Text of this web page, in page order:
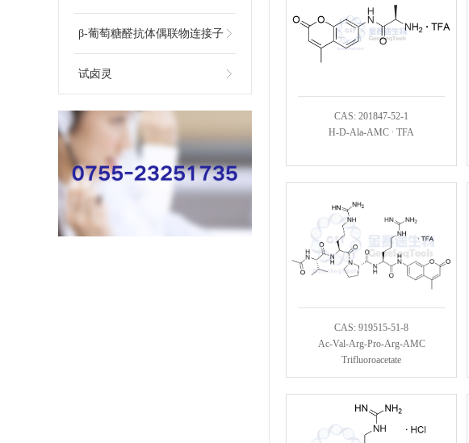
β-葡萄糖醛抗体偶联物连接子
试卤灵
CAS: 201847-52-1
H-D-Ala-AMC ∙ TFA
CAS: 919515-51-8
Ac-Val-Arg-Pro-Arg-AMC
Trifluoroacetate